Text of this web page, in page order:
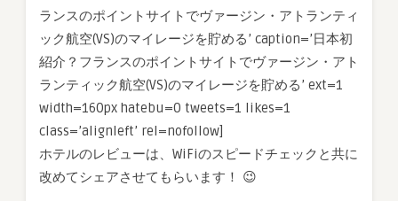
ランスのポイントサイトでヴァージン・アトランティ
ック航空(VS)のマイレージを貯める’ caption=’日本初
紹介？フランスのポイントサイトでヴァージン・アト
ランティック航空(VS)のマイレージを貯める’ ext=1
width=160px hatebu=0 tweets=1 likes=1
class=’alignleft’ rel=nofollow]
ホテルのレビューは、WiFiのスピードチェックと共に
改めてシェアさせてもらいます！ 😉